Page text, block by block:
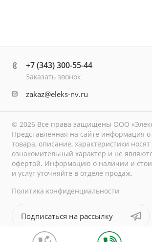
+7 (343) 300-55-44
Заказать звонок
zakaz@eleks-nv.ru
© 2026 Все права защищены ООО
Представленная на сайте информация
товара, описание, характеристики носят
ознакомительный характер и не
офертой. Информацию о наличии и
и услуг уточняйте в отделе продаж.
Политика конфиденциальности
Подписаться на рассылку